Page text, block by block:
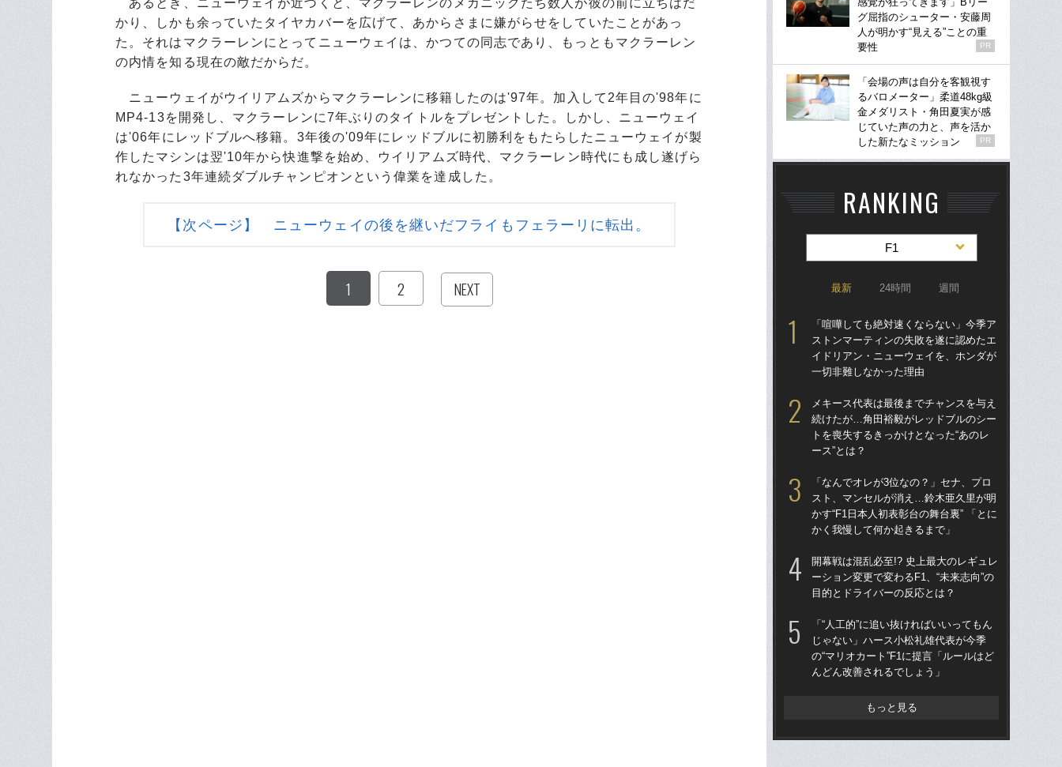
あるとき、ニューウェイが近づくと、マクラーレンのメカニックたち数人が彼の前に立ちはだ
かり、しかも余っていたタイヤカバーを広げて、あからさまに嫌がらせをしていたことがあっ
た。それはマクラーレンにとってニューウェイは、かつての同志であり、もっともマクラーレン
の内情を知る現在の敵だからだ。
ニューウェイがウイリアムズからマクラーレンに移籍したのは'97年。加入して2年目の'98年に
MP4-13を開発し、マクラーレンに7年ぶりのタイトルをプレゼントした。しかし、ニューウェイ
は'06年にレッドブルへ移籍。3年後の'09年にレッドブルに初勝利をもたらしたニューウェイが製
作したマシンは翌'10年から快進撃を始め、ウイリアムズ時代、マクラーレン時代にも成し遂げら
れなかった3年連続ダブルチャンピオンという偉業を達成した。
【次ページ】 ニューウェイの後を継いだフライもフェラーリに転出。
1 2 NEXT
グ屈指のシューター・安藤周
人が明かす“見える”ことの重
要性
PR
「会場の声は自分を客観視す
るバロメーター」柔道48kg級
金メダリスト・角田夏実が感
じていた声の力と、声を活か
した新たなミッション
PR
RANKING
F1
最新 24時間 週間
「喧嘩しても絶対速くならない」今季ア
ストンマーティンの失敗を遂に認めたエ
イドリアン・ニューウェイを、ホンダが
一切非難しなかった理由
メキース代表は最後までチャンスを与え
続けたが…角田裕毅がレッドブルのシー
トを喪失するきっかけとなった“あのレ
ース”とは？
「なんでオレが3位なの？」セナ、プロ
スト、マンセルが消え…鈴木亜久里が明
かす“F1日本人初表彰台の舞台裏” 「とに
かく我慢して何か起きるまで」
開幕戦は混乱必至!? 史上最大のレギュレ
ーション変更で変わるF1、“未来志向”の
目的とドライバーの反応とは？
「“人工的”に追い抜ければいいってもん
じゃない」ハース小松礼雄代表が今季
の“マリオカート”F1に提言「ルールはど
んどん改善されるでしょう」
もっと見る